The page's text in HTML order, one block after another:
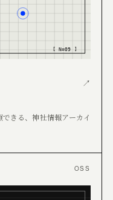
[ N=09 ]
↗
きる、神社情報アーカイ
OSS